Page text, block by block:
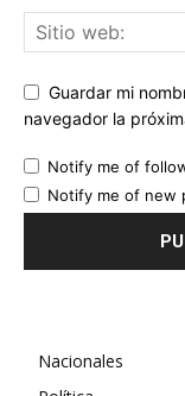
Guardar mi
navegador la
Notify me of
Notify me of new
Nacionales